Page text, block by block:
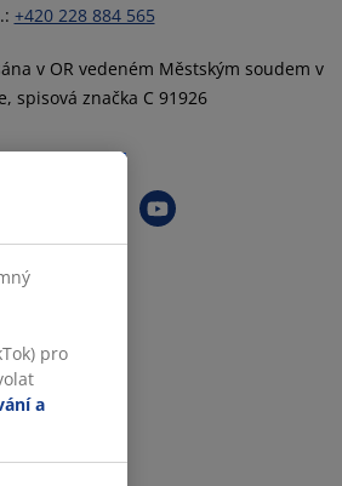
+420 228 884 565
v OR vedeném Městským soudem v
spisová značka C 91926
pro
a